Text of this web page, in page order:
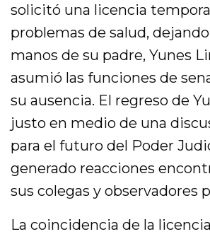
solicitó una licencia
problemas de salud,
manos de su padre, Yunes
asumió las funciones de
su ausencia. El regreso de
justo en medio de una
para el futuro del Poder
generado reacciones
sus colegas y observadores
La coincidencia de la